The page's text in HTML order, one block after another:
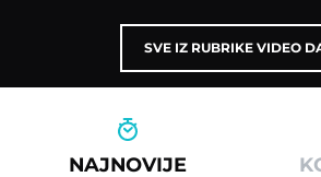
SVE IZ RUBRIKE VIDEO
NAJNOVIJE